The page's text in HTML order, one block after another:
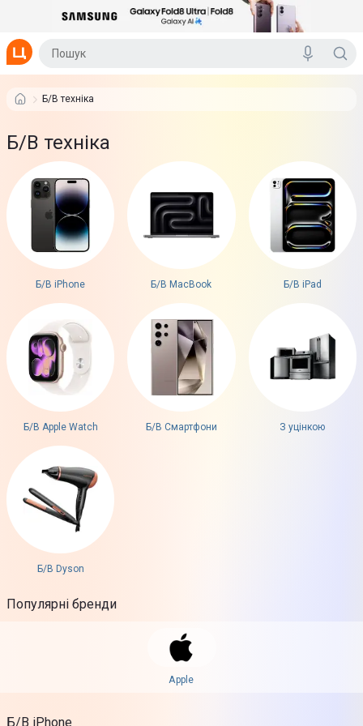
Б/В техніка
Б/В техніка
Б/В iPhone Б/В MacBook Б/В iPad
Б/В Apple Watch Б/В Смартфони З уцінкою
Б/В Dyson
Популярні бренди
Apple
Б/В iPhone